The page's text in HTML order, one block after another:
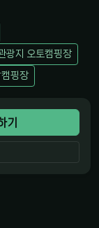
광지 오토캠핑장
핑장
기